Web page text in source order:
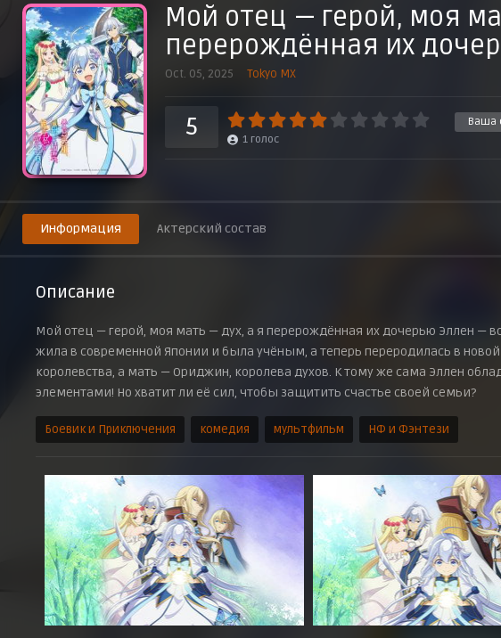
Принцесса-целительница
30 ноября 2025 г.
Похищение
7 декабря 2025 г.
Замыслы Рависеля
14 декабря 2025 г.
Между людьми и духами
Мой отец — герой, моя
перерождённая их
Oct. 05, 2025 Tokyo MX
Ваша
5 1 голос
Информация Актерский состав
Описание
Мой отец — герой, моя мать — дух, а я перерождённая их дочерью Эллен —
жила в современной Японии и была учёным, а теперь переродилась в
королевства, а мать — Ориджин, королева духов. К тому же сама Эллен
элементами! Но хватит ли её сил, чтобы защитить счастье своей семьи?
Боевик и Приключения комедия мультфильм НФ и Фэнтези